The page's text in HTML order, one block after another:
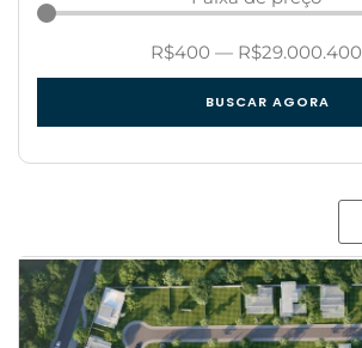
R$400 — R$29.000.400
BUSCAR AGORA